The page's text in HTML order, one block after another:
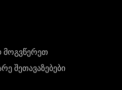
მოგვწერეთ
შეთავაზებები